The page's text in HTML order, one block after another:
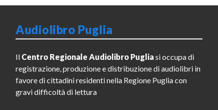
Audiolibro Puglia
Il Centro Regionale Audiolibro Pugliasi occupa di
registrazione, produzione e distribuzione di audiolibri in
favore di cittadini residenti nella Regione Puglia con
gravi difficoltà di lettura